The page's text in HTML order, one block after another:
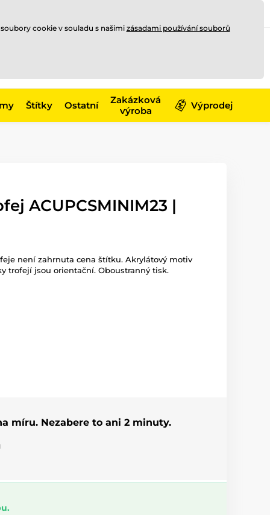
Štítky Ostatní
Zakázková
výroba
Výprodej
ACUPCSMINIM23 |
není zahrnuta cena štítku. Akrylátový motiv
trofejí jsou orientační. Oboustranný tisk.
míru. Nezabere to ani 2 minuty.
cookie v souladu s našimi zásadami používání souborů